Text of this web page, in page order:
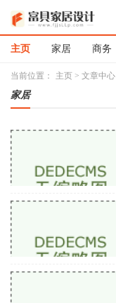
主页 家居 商务
当前位置： 主页 > 文章中心
家居